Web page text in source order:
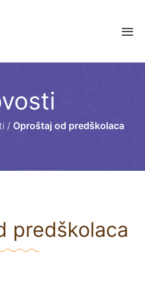
/ Oproštaj od predškolaca
predškolaca